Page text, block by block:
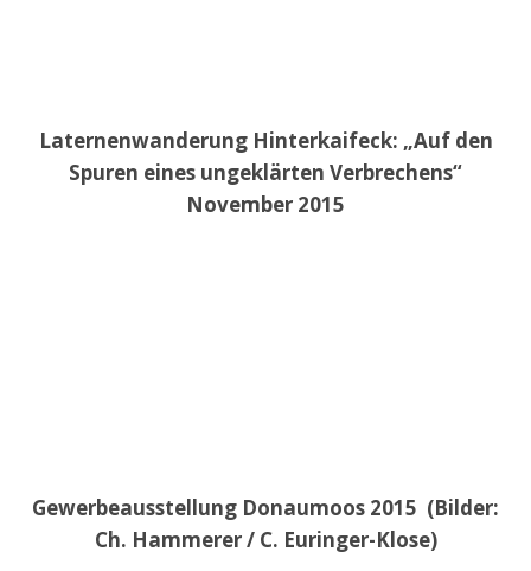
Laternenwanderung Hinterkaifeck: „Auf den
Spuren eines ungeklärten Verbrechens“
November 2015
Gewerbeausstellung Donaumoos 2015 (Bilder:
Ch. Hammerer / C. Euringer-Klose)